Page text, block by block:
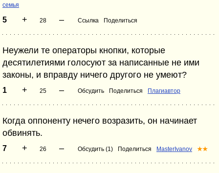
семья
5 + 28 – Ссылка Поделиться
Неужели те операторы кнопки, которые
десятилетиями голосуют за написанные не ими
законы, и вправду ничего другого не умеют?
1 + 25 – Обсудить Поделиться Плагиавтор
Когда оппоненту нечего возразить, он начинает
обвинять.
7 + 26 – Обсудить (1) Поделиться MasterIvanov ★★